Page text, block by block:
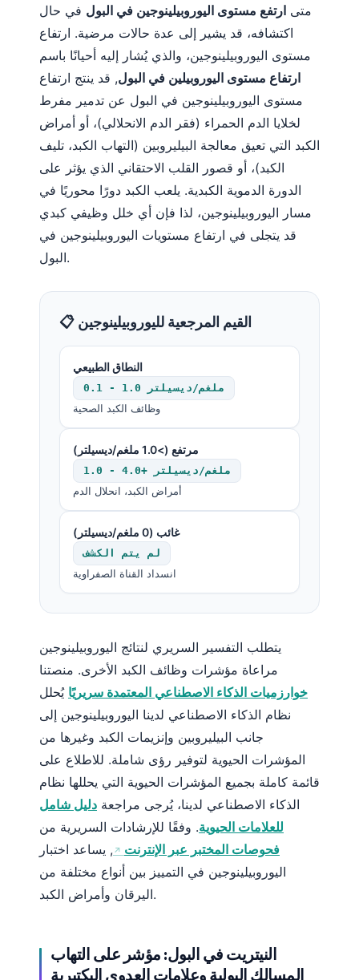
متى ارتفع مستوى اليوروبيلينوجين في البول في حال
اكتشافه، قد يشير إلى عدة حالات مرضية. ارتفاع
مستوى اليوروبيلينوجين، والذي يُشار إليه أحيانًا باسم
ارتفاع مستوى اليوروبيلين في البول, قد ينتج ارتفاع
مستوى اليوروبيلينوجين في البول عن تدمير مفرط
لخلايا الدم الحمراء (فقر الدم الانحلالي)، أو أمراض
الكبد التي تعيق معالجة البيليروبين (التهاب الكبد، تليف
الكبد)، أو قصور القلب الاحتقاني الذي يؤثر على
الدورة الدموية الكبدية. يلعب الكبد دورًا محوريًا في
مسار اليوروبيلينوجين، لذا فإن أي خلل وظيفي كبدي
قد يتجلى في ارتفاع مستويات اليوروبيلينوجين في
البول.
📋 القيم المرجعية لليوروبيلينوجين
النطاق الطبيعي
0.1 - 1.0 ملغم/ديسيلتر
وظائف الكبد الصحية
مرتفع (>1.0 ملغم/ديسيلتر)
1.0 - 4.0+ ملغم/ديسيلتر
أمراض الكبد، انحلال الدم
غائب (0 ملغم/ديسيلتر)
لم يتم الكشف
انسداد القناة الصفراوية
يتطلب التفسير السريري لنتائج اليوروبيلينوجين
مراعاة مؤشرات وظائف الكبد الأخرى. منصتنا
خوارزميات الذكاء الاصطناعي المعتمدة سريريًا يُحلل
نظام الذكاء الاصطناعي لدينا اليوروبيلينوجين إلى
جانب البيليروبين وإنزيمات الكبد وغيرها من
المؤشرات الحيوية لتوفير رؤى شاملة. للاطلاع على
قائمة كاملة بجميع المؤشرات الحيوية التي يحللها نظام
الذكاء الاصطناعي لدينا، يُرجى مراجعة دليل شامل
للعلامات الحيوية. وفقًا للإرشادات السريرية من
فحوصات المختبر عبر الإنترنت
, يساعد اختبار
اليوروبيلينوجين في التمييز بين أنواع مختلفة من
اليرقان وأمراض الكبد.
النيتريت في البول: مؤشر على التهاب
المسالك البولية وعلامات العدوى البكتيرية